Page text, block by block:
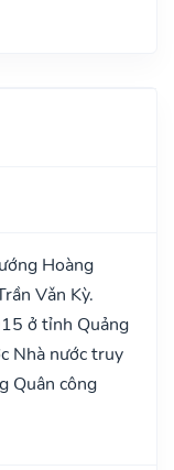
Hoàng
Vǎn Kỳ.
ở tỉnh Quảng
Nhà nước truy
Quân công